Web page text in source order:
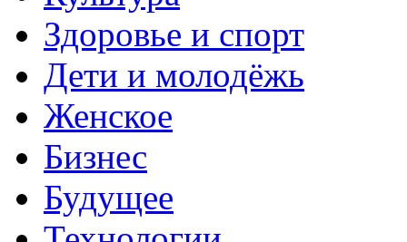
Здоровье и спорт
Дети и молодёжь
Женское
Бизнес
Будущее